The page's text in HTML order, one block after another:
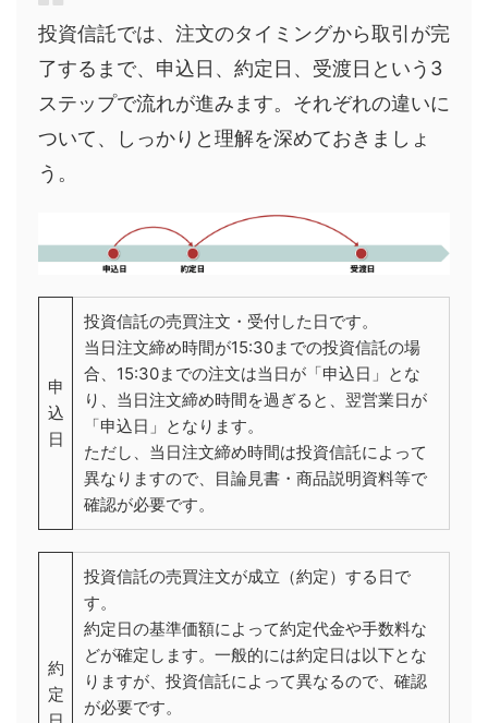
投資信託では、注文のタイミングから取引が完
了するまで、申込日、約定日、受渡日という3
ステップで流れが進みます。それぞれの違いに
ついて、しっかりと理解を深めておきましょ
う。
申
込
日
投資信託の売買注文・受付した日です。
当日注文締め時間が15:30までの投資信託の場
合、15:30までの注文は当日が「申込日」とな
り、当日注文締め時間を過ぎると、翌営業日が
「申込日」となります。
ただし、当日注文締め時間は投資信託によって
異なりますので、目論見書・商品説明資料等で
確認が必要です。
約
定
投資信託の売買注文が成立（約定）する日で
す。
約定日の基準価額によって約定代金や手数料な
どが確定します。一般的には約定日は以下とな
りますが、投資信託によって異なるので、確認
が必要です。